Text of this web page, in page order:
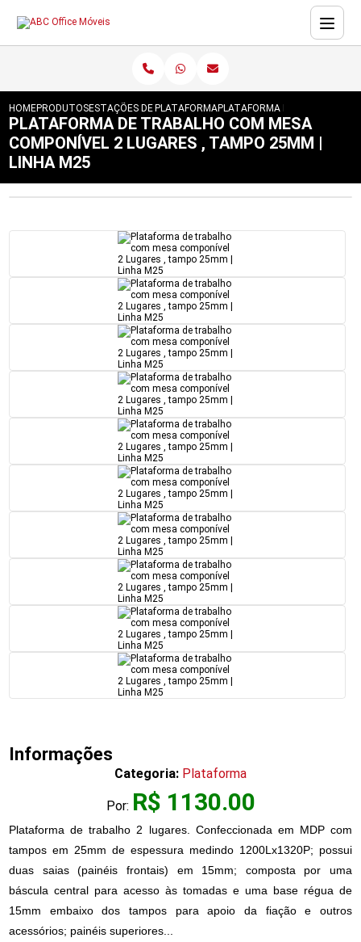
HOMEPRODUTOSESTAÇÕES DE TRABALHO
PLATAFORMAPLATAFORMA DE TRABALHO
PLATAFORMA DE TRABALHO COM MESA
COMPONÍVEL 2 LUGARES , TAMPO 25MM |
LINHA M25
Informações
Categoria: Plataforma
Por: R$ 1130.00
Plataforma de trabalho 2 lugares. Confeccionada em MDP com
tampos em 25mm de espessura medindo 1200Lx1320P; possui
duas saias (painéis frontais) em 15mm; composta por uma
báscula central para acesso às tomadas e uma base régua de
15mm embaixo dos tampos para apoio da fiação e outros
acessórios; painéis superiores...